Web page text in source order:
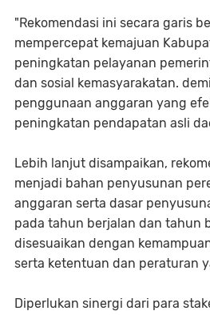
"Rekomendasi ini secara garis
mempercepat kemajuan
peningkatan pelayanan
dan sosial kemasyarakatan.
penggunaan anggaran yang
peningkatan pendapatan asli
Lebih lanjut disampaikan,
menjadi bahan penyusunan
anggaran serta dasar
pada tahun berjalan dan tahun
disesuaikan dengan
serta ketentuan dan peraturan
Diperlukan sinergi dari para